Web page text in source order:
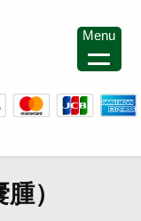
）
Menu